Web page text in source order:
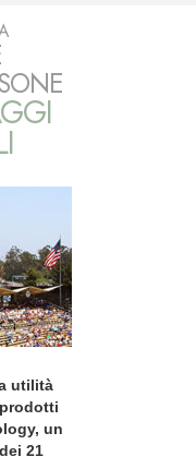
utilità
un
21